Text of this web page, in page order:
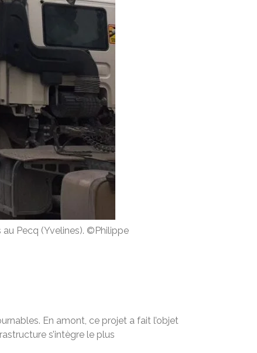
Pecq (Yvelines). ©Philippe
En amont, ce projet a fait l’objet
s’intègre le plus